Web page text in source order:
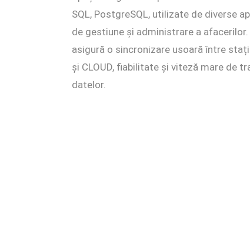
SQL, PostgreSQL, utilizate de diverse
de gestiune și administrare a afacerilor.
asigură o sincronizare usoară între
și CLOUD, fiabilitate și viteză mare de
datelor.